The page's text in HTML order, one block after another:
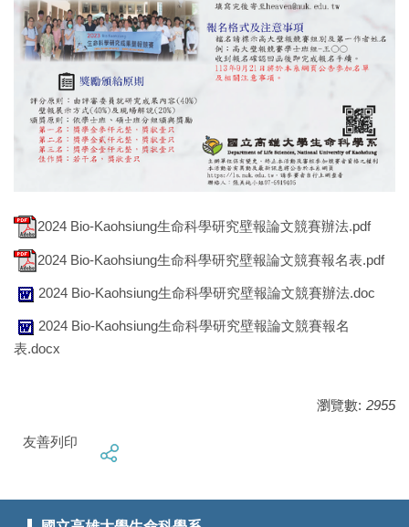
2024 Bio-Kaohsiung生命科學研究壁報論文競賽辦法.pdf
2024 Bio-Kaohsiung生命科學研究壁報論文競賽報名表.pdf
2024 Bio-Kaohsiung生命科學研究壁報論文競賽辦法.doc
2024 Bio-Kaohsiung生命科學研究壁報論文競賽報名
表.docx
瀏覽數: 2955
友善列印